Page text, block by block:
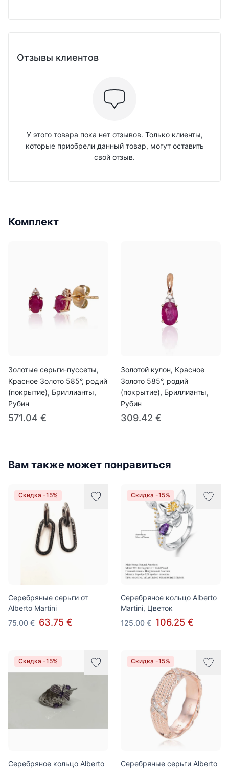
Отзывы клиентов
У этого товара пока нет отзывов. Только клиенты,
которые приобрели данный товар, могут оставить
свой отзыв.
Комплект
Золотые серьги-пуссеты,
Красное Золото 585°, родий
(покрытие), Бриллианты,
Рубин
571.04 €
Золотой кулон, Красное
Золото 585°, родий
(покрытие), Бриллианты,
Рубин
309.42 €
Вам также может понравиться
Скидка -15%
Серебряные серьги от
Alberto Martini
75.00 € 63.75 €
Скидка -15%
Серебряное кольцо Alberto
Martini, Цветок
125.00 € 106.25 €
Скидка -15%
Серебряное кольцо Alberto
Скидка -15%
Серебряные серьги Alberto